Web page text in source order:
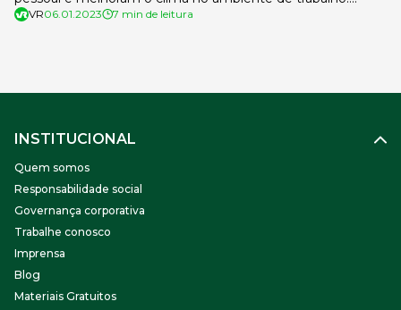
Porém, pode ser que você ainda tenha dúvidas quanto aos
VR06.01.2023 7 min de leitura
INSTITUCIONAL
Quem somos
Responsabilidade social
Governança corporativa
Trabalhe conosco
Imprensa
Blog
Materiais Gratuitos